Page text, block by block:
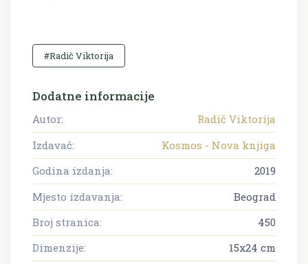
#Radič Viktorija
Dodatne informacije
Autor:
Radič Viktorija
Izdavač:
Kosmos - Nova knjiga
Godina izdanja:
2019
Mjesto izdavanja:
Beograd
Broj stranica:
450
Dimenzije:
15x24 cm